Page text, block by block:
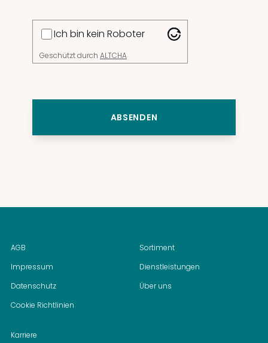
Ich bin kein Roboter
Geschützt durch ALTCHA
ABSENDEN
AGB
Impressum
Datenschutz
Cookie Richtlinien
Sortiment
Dienstleistungen
Über uns
Karriere